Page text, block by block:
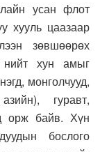
усан флот
хууль цаазаар
зөвшөөрөх
нийт хун амыг
монголчууд,
гуравт,
орж байв. Хүн
бослого